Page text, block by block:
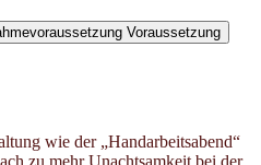
Voraussetzung
wie der „Handarbeitsabend“
zu mehr Unachtsamkeit bei der